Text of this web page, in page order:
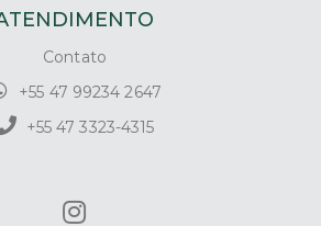
Contato
+55 47 99234 2647
+55 47 3323-4315